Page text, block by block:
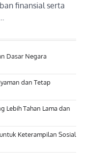
finansial serta
Dasar Negara
dan Tetap
Lebih Tahan Lama dan
Keterampilan Sosial